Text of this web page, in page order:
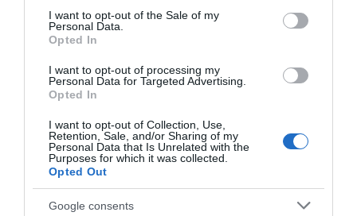
consent section.
I want to opt-out of the Sale of my
Personal Data.
Opted In
I want to opt-out of processing my
Personal Data for Targeted Advertising.
Opted In
I want to opt-out of Collection, Use,
Retention, Sale, and/or Sharing of my
Personal Data that Is Unrelated with the
Purposes for which it was collected.
Opted Out
Google consents